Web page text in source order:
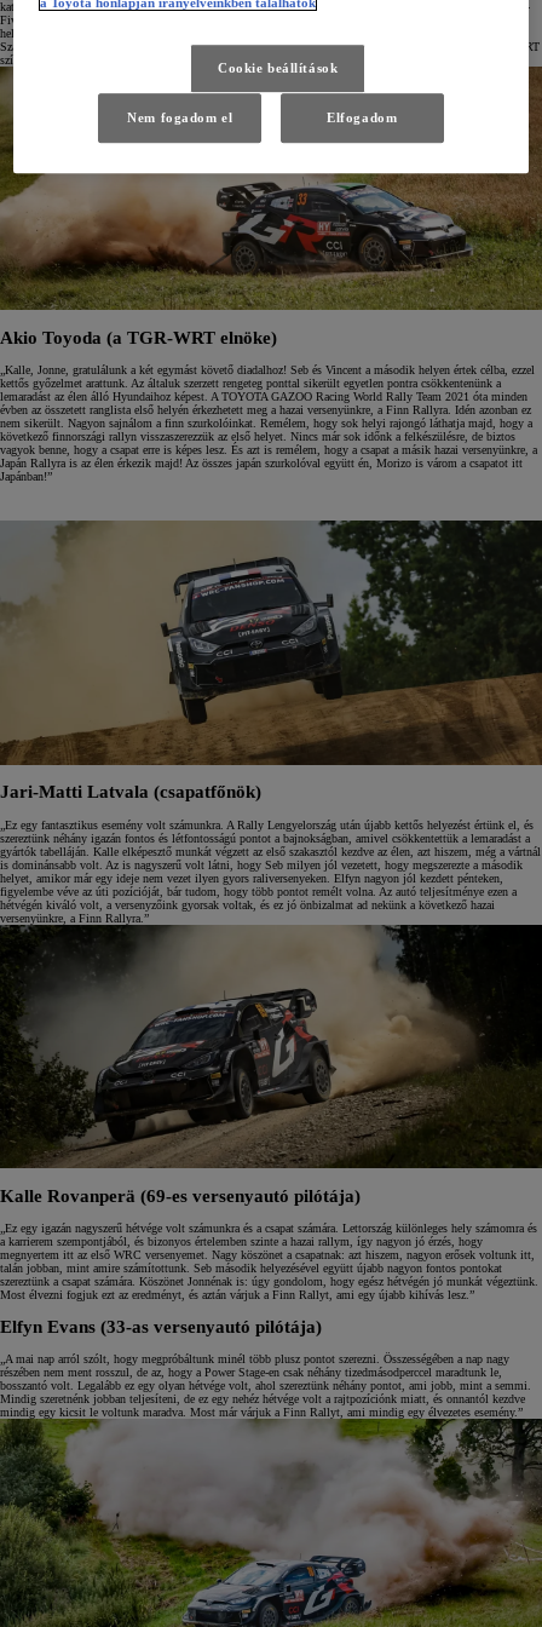
kategóriában a Toyota GR Yaris Rally2 számára is kettős dobogós helyezés született: Mikko Heikkilä a Step-
Five Motorsport színeiben a második helyen végzett, Sami Pajari pedig a Printsport autójában a harmadik
helyen, miután izgalmas csatát vívott egymással a két finn pilóta. Pajari, aki az előző két fordulóban,
Szardínián és Lengyelországban megnyerte a WRC2-t, a következő, finnországi versenyen debütál a TGR-WRT
színeiben a Rally1-ben.
Akio Toyoda (a TGR-WRT elnöke)
„Kalle, Jonne, gratulálunk a két egymást követő diadalhoz! Seb és Vincent a második helyen értek célba, ezzel
kettős győzelmet arattunk. Az általuk szerzett rengeteg ponttal sikerült egyetlen pontra csökkentenünk a
lemaradást az élen álló Hyundaihoz képest. A TOYOTA GAZOO Racing World Rally Team 2021 óta minden
évben az összetett ranglista első helyén érkezhetett meg a hazai versenyünkre, a Finn Rallyra. Idén azonban ez
nem sikerült. Nagyon sajnálom a finn szurkolóinkat. Remélem, hogy sok helyi rajongó láthatja majd, hogy a
következő finnországi rallyn visszaszerezzük az első helyet. Nincs már sok időnk a felkészülésre, de biztos
vagyok benne, hogy a csapat erre is képes lesz. És azt is remélem, hogy a csapat a másik hazai versenyünkre, a
Japán Rallyra is az élen érkezik majd! Az összes japán szurkolóval együtt én, Morizo is várom a csapatot itt
Japánban!”
Jari-Matti Latvala (csapatfőnök)
„Ez egy fantasztikus esemény volt számunkra. A Rally Lengyelország után újabb kettős helyezést értünk el, és
szereztünk néhány igazán fontos és létfontosságú pontot a bajnokságban, amivel csökkentettük a lemaradást a
gyártók tabelláján. Kalle elképesztő munkát végzett az első szakasztól kezdve az élen, azt hiszem, még a vártnál
is dominánsabb volt. Az is nagyszerű volt látni, hogy Seb milyen jól vezetett, hogy megszerezte a második
helyet, amikor már egy ideje nem vezet ilyen gyors raliversenyeken. Elfyn nagyon jól kezdett pénteken,
figyelembe véve az úti pozícióját, bár tudom, hogy több pontot remélt volna. Az autó teljesítménye ezen a
hétvégén kiváló volt, a versenyzőink gyorsak voltak, és ez jó önbizalmat ad nekünk a következő hazai
versenyünkre, a Finn Rallyra.”
Kalle Rovanperä (69-es versenyautó pilótája)
„Ez egy igazán nagyszerű hétvége volt számunkra és a csapat számára. Lettország különleges hely számomra és
a karrierem szempontjából, és bizonyos értelemben szinte a hazai rallym, így nagyon jó érzés, hogy
megnyertem itt az első WRC versenyemet. Nagy köszönet a csapatnak: azt hiszem, nagyon erősek voltunk itt,
talán jobban, mint amire számítottunk. Seb második helyezésével együtt újabb nagyon fontos pontokat
szereztünk a csapat számára. Köszönet Jonnénak is: úgy gondolom, hogy egész hétvégén jó munkát végeztünk.
Most élvezni fogjuk ezt az eredményt, és aztán várjuk a Finn Rallyt, ami egy újabb kihívás lesz.”
Elfyn Evans (33-as versenyautó pilótája)
„A mai nap arról szólt, hogy megpróbáltunk minél több plusz pontot szerezni. Összességében a nap nagy
részében nem ment rosszul, de az, hogy a Power Stage-en csak néhány tizedmásodperccel maradtunk le,
bosszantó volt. Legalább ez egy olyan hétvége volt, ahol szereztünk néhány pontot, ami jobb, mint a semmi.
Mindig szeretnénk jobban teljesíteni, de ez egy nehéz hétvége volt a rajtpozíciónk miatt, és onnantól kezdve
mindig egy kicsit le voltunk maradva. Most már várjuk a Finn Rallyt, ami mindig egy élvezetes esemény.”
a Toyota honlapján irányelveinkben találhatók
Cookie beállítások
Nem fogadom el Elfogadom